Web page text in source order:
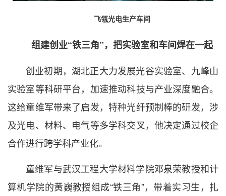
飞瓴光电生产车间
组建创业“铁三角”，把实验室和车间焊在一起
创业初期，湖北正大力发展光谷实验室、九峰山
实验室等科研平台，加速推动科技与产业深度融合。
这给童维军带来了启发，特种光纤预制棒的研发，涉
及光电、材料、电气等多学科交叉，他决定通过校企
合作进行跨学科产业化。
童维军与武汉工程大学材料学院邓泉荣教授和计
算机学院的黄巍教授组成“铁三角”，带着实习生，扎